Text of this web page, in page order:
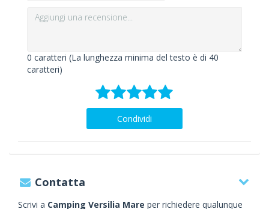
0 caratteri (La lunghezza minima del testo è di 40
caratteri)
Condividi
Contatta
Scrivi a Camping Versilia Mare per richiedere qualunque